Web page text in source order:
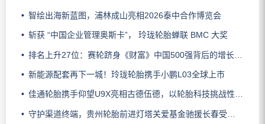
智绘出海新蓝图，浦林成山亮相2026泰中合作博览会
斩获 “中国企业管理奥斯卡”， 玲珑轮胎蝉联 BMC 大奖
排名上升27位：赛轮跻身《财富》中国500强背后的增长逻辑
新能源配套再下一城！玲珑轮胎携手小鹏L03全球上市
佳通轮胎携手仰望U9X亮相古德伍德，以轮胎科技挑战性能边界
守护渠道终端，贵州轮胎前进灯塔关爱基金驰援长春受灾门店